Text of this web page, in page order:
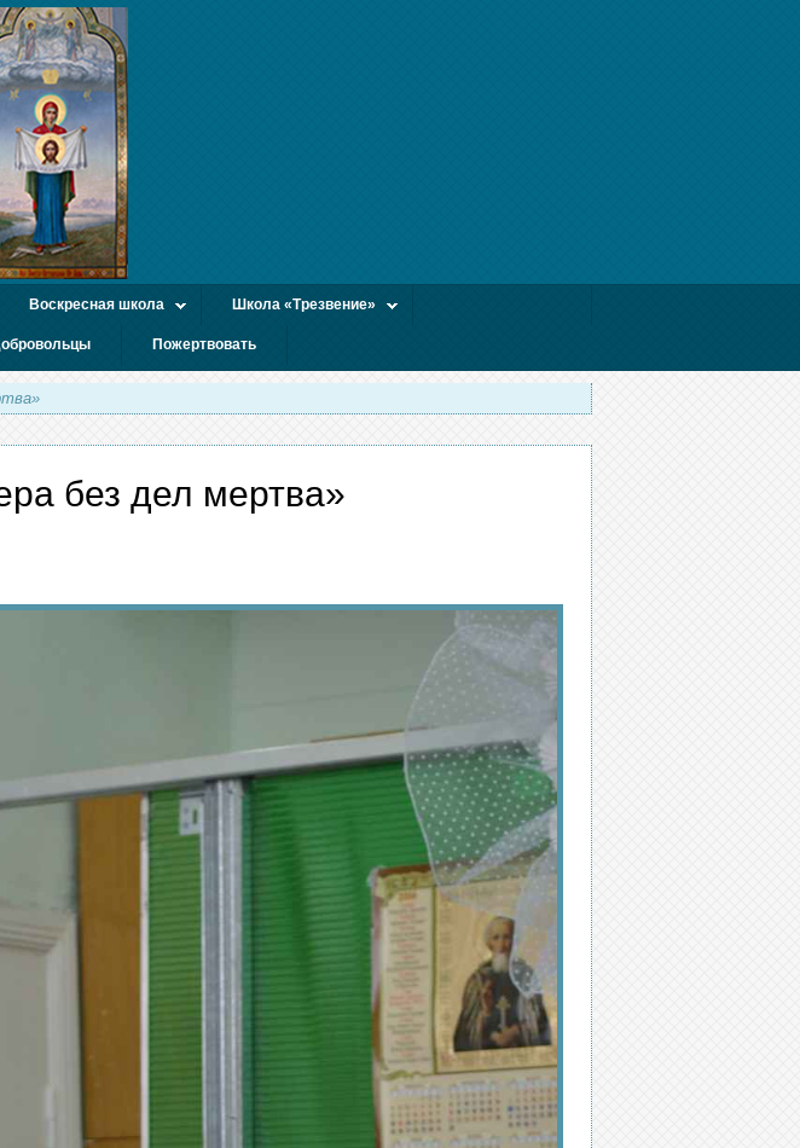
Воскресная школа Школа «Трезвение»
Пожертвовать
без дел мертва»